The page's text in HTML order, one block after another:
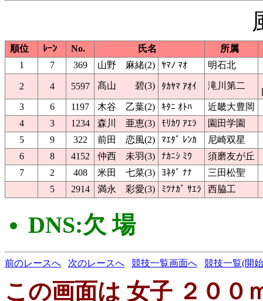
順位 ﾚｰﾝ No. 氏名
所属
1
7 369 山野 麻緒(2) ﾔﾏﾉ ﾏｵ 明石北
2 4 5597 髙山 碧(3) ﾀｶﾔﾏ ｱｵｲ 滝川第二
3
6 1197 木谷 乙葉(2) ｷﾀﾆ ｵﾄﾊ
近畿大豊岡
4
3 1234 森川 亜恵(3) ﾓﾘｶﾜ ｱｴﾗ
園田学園
5
9 322 前田 恋風(2) ﾏｴﾀﾞ ﾚﾝｶ
尼崎双星
6
8 4152 仲西 未羽(3) ﾅｶﾆｼ ﾐｳ
須磨友が丘
7
2 408 米田 七菜(3) ﾖﾈﾀﾞ ﾅﾅ
三田松聖
5
2914 満永 彩愛(3) ﾐﾂﾅｶﾞ ｻｴﾗ 西脇工
DNS:欠 場
前のレースへ 次のレースへ 競技一覧画面へ 競技一覧(開
この画面は 女子 ２００